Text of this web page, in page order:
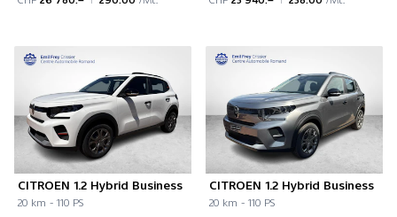
CITROEN 1.2 Hybrid Business
20 km - 110 PS
CITROEN 1.2 Hybrid Business
20 km - 110 PS